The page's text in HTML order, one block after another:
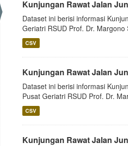
Kunjungan Rawat Jalan
Dataset ini berisi informasi
Geriatri RSUD Prof. Dr.
CSV
Kunjungan Rawat Jalan
Dataset ini berisi informasi
Pusat Geriatri RSUD Prof. Dr.
CSV
Kunjungan Rawat Jalan